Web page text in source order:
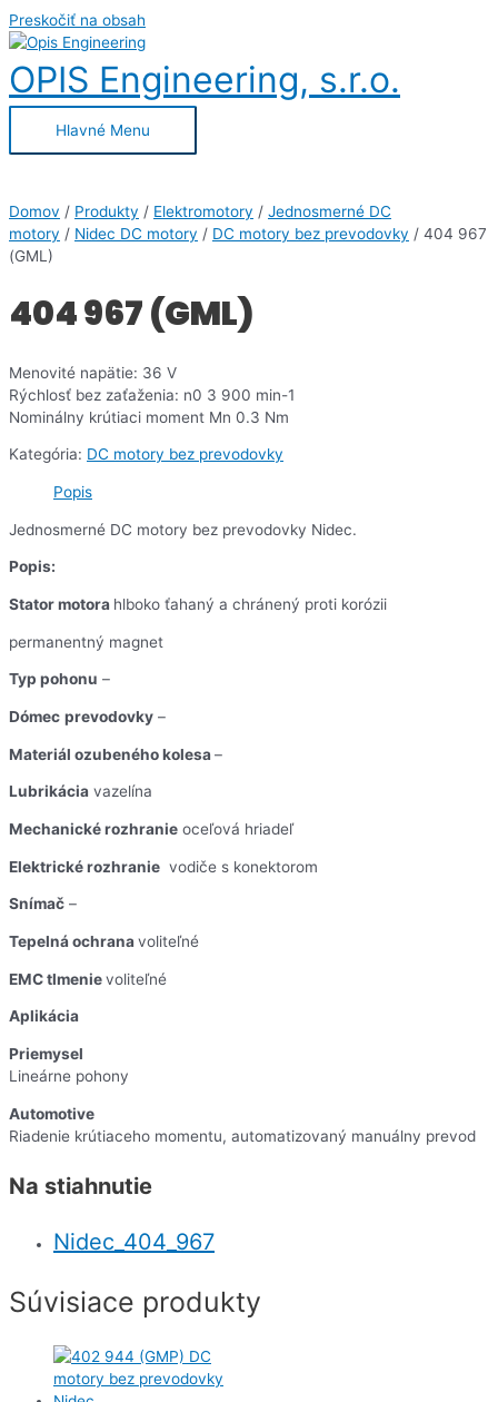
Preskočiť na obsah
OPIS Engineering, s.r.o.
Hlavné Menu
Domov / Produkty / Elektromotory / Jednosmerné DC
motory / Nidec DC motory / DC motory bez prevodovky / 404 967
(GML)
404 967 (GML)
Menovité napätie: 36 V
Rýchlosť bez zaťaženia: n0 3 900 min-1
Nominálny krútiaci moment Mn 0.3 Nm
Kategória: DC motory bez prevodovky
Popis
Jednosmerné DC motory bez prevodovky Nidec.
Popis:
Stator motora hlboko ťahaný a chránený proti korózii
permanentný magnet
Typ pohonu –
Dómec prevodovky –
Materiál ozubeného kolesa–
Lubrikácia vazelína
Mechanické rozhranie oceľová hriadeľ
Elektrické rozhranie vodiče s konektorom
Snímač –
Tepelná ochranavoliteľné
EMC tlmenievoliteľné
Aplikácia
Priemysel
Lineárne pohony
Automotive
Riadenie krútiaceho momentu, automatizovaný manuálny prevod
Na stiahnutie
Nidec_404_967
Súvisiace produkty